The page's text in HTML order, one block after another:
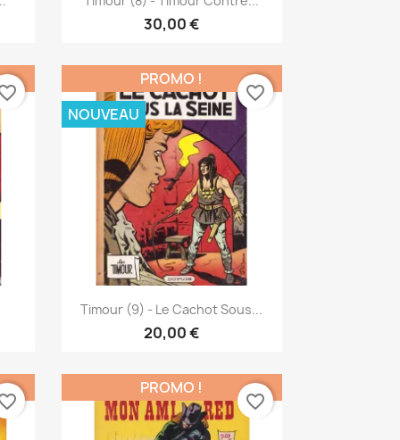
30,00 €
Aperçu rapide
Timour (9) - Le Cachot Sous...
20,00 €
PROMO !
NOUVEAU
favorite_border
PROMO !
favorite_border